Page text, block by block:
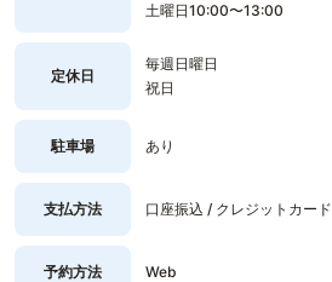
土曜日10:00〜13:00
定休日
毎週日曜日
祝日
駐車場 あり
支払方法 口座振込 / クレジットカード
予約方法 Web